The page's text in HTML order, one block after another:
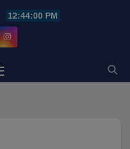
12:44:01 PM